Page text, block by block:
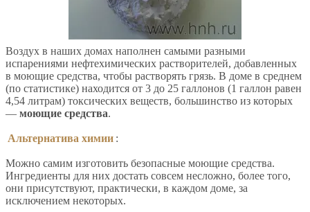
Воздух в наших домах наполнен самыми разными
испарениями нефтехимических растворителей, добавленных
в моющие средства, чтобы растворять грязь. В доме в среднем
(по статистике) находится от 3 до 25 галлонов (1 галлон равен
4,54 литрам) токсических веществ, большинство из которых
— моющие средства.
Альтернатива химии :
Можно самим изготовить безопасные моющие средства.
Ингредиенты для них достать совсем несложно, более того,
они присутствуют, практически, в каждом доме, за
исключением некоторых.